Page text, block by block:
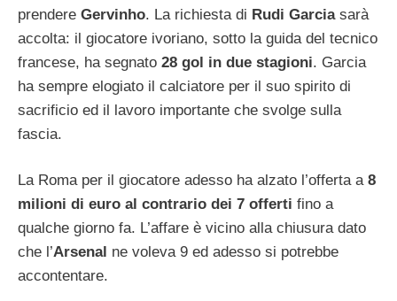
prendere Gervinho. La richiesta di Rudi Garciasarà
accolta: il giocatore ivoriano, sotto la guida del tecnico
francese, ha segnato 28 gol in due stagioni. Garcia
ha sempre elogiato il calciatore per il suo spirito di
sacrificio ed il lavoro importante che svolge sulla
fascia.
La Roma per il giocatore adesso ha alzato l’offerta a 8
milioni di euro al contrario dei 7 offerti fino a
qualche giorno fa. L’affare è vicino alla chiusura dato
che l’Arsenal ne voleva 9 ed adesso si potrebbe
accontentare.